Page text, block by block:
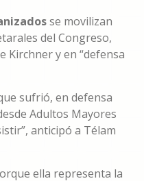
se movilizan
del Congreso,
Kirchner y en “defensa
sufrió, en defensa
Adultos Mayores
anticipó a Télam
ella representa la